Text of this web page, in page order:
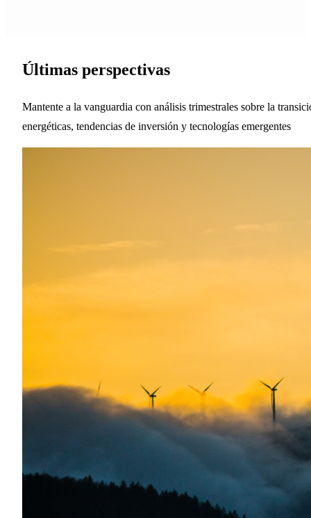
Últimas perspectivas
Mantente a la vanguardia con análisis trimestrales sobre la
energéticas, tendencias de inversión y tecnologías emergentes